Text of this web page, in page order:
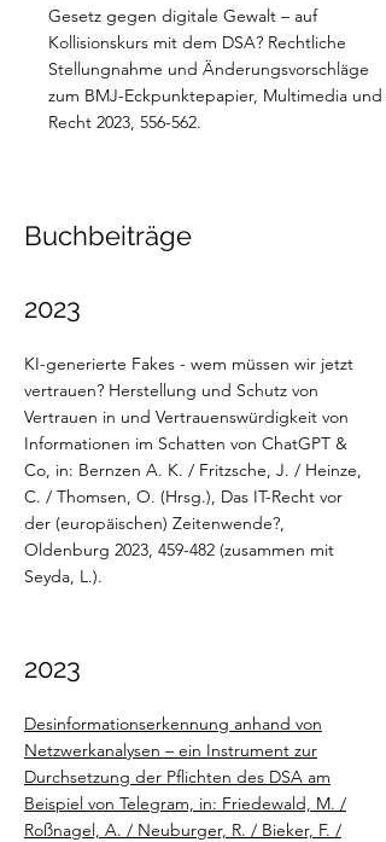
Gesetz gegen digitale Gewalt – auf
Kollisionskurs mit dem DSA? Rechtliche
Stellungnahme und Änderungsvorschläge
zum BMJ-Eckpunktepapier, Multimedia und
Recht 2023, 556-562.
Buchbeiträge
2023
KI-generierte Fakes - wem müssen wir jetzt
vertrauen? Herstellung und Schutz von
Vertrauen in und Vertrauenswürdigkeit von
Informationen im Schatten von ChatGPT &
Co, in: Bernzen A. K. / Fritzsche, J. / Heinze,
C. / Thomsen, O. (Hrsg.), Das IT-Recht vor
der (europäischen) Zeitenwende?,
Oldenburg 2023, 459-482 (zusammen mit
Seyda, L.).
2023
Desinformationserkennung anhand von
Netzwerkanalysen – ein Instrument zur
Durchsetzung der Pflichten des DSA am
Beispiel von Telegram, in: Friedewald, M. /
Roßnagel, A. / Neuburger, R. / Bieker, F. /